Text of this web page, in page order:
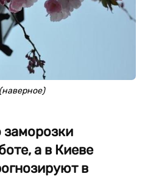
заморозки
а в Киеве
в